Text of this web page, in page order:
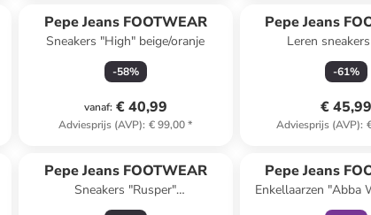
Pepe Jeans FOOTWEAR
Sneakers "High" beige/oranje
-58%
vanaf: € 40,99
Adviesprijs (AVP): € 99,00*
Pepe Jeans
Leren
-61%
€ 45,99
Adviesprijs (AVP):
Pepe Jeans FOOTWEAR
Sneakers "Rusper"
beige/groen/lichtroze
Pepe Jeans
Enkellaarzen "Abba